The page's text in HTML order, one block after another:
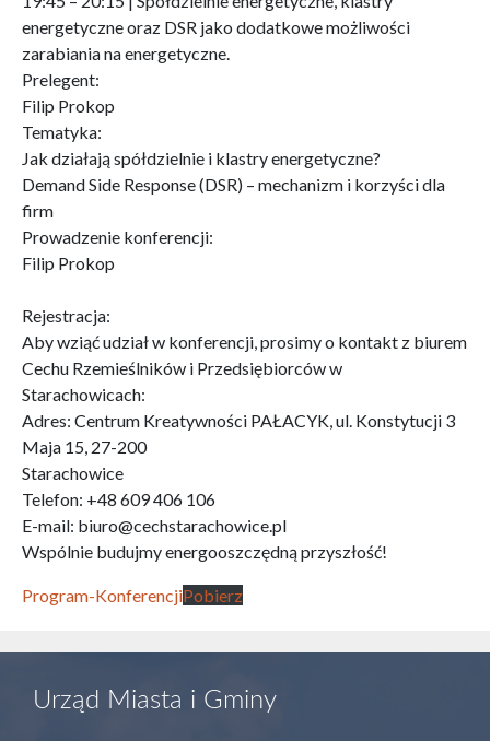
energetyczne oraz DSR jako dodatkowe możliwości
zarabiania na energetyczne.
Prelegent:
Filip Prokop
Tematyka:
Jak działają spółdzielnie i klastry energetyczne?
Demand Side Response (DSR) – mechanizm i korzyści dla
firm
Prowadzenie konferencji:
Filip Prokop
Rejestracja:
Aby wziąć udział w konferencji, prosimy o kontakt z biurem
Cechu Rzemieślników i Przedsiębiorców w
Starachowicach:
Adres: Centrum Kreatywności PAŁACYK, ul. Konstytucji 3
Maja 15, 27-200
Starachowice
Telefon: +48 609 406 106
E-mail: biuro@cechstarachowice.pl
Wspólnie budujmy energooszczędną przyszłość!
Program-KonferencjiPobierz
Urząd Miasta i Gminy